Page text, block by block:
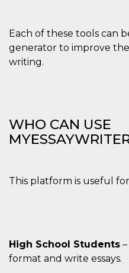
Each of these tools can
generator to improve
writing.
WHO CAN USE
This platform is useful
High School Students
format and write essays.